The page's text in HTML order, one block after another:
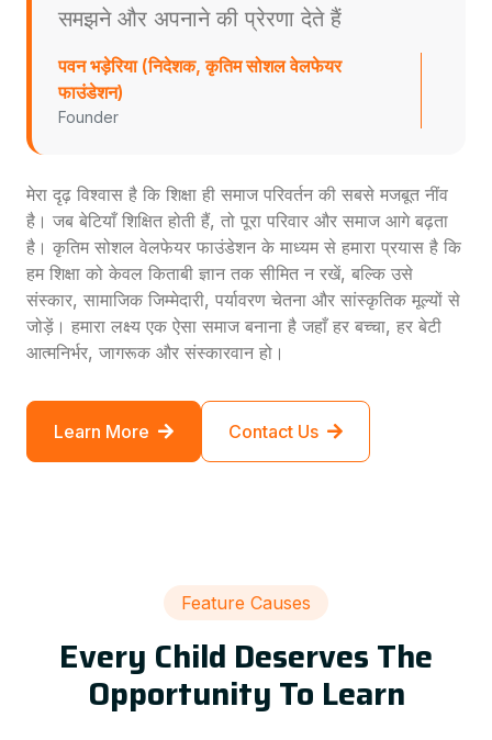
समझने और अपनाने की प्रेरणा देते हैं
पवन भड़ेरिया (निदेशक, कृतिम सोशल वेलफेयर
फाउंडेशन)
Founder
मेरा दृढ़ विश्वास है कि शिक्षा ही समाज परिवर्तन की सबसे मजबूत नींव
है। जब बेटियाँ शिक्षित होती हैं, तो पूरा परिवार और समाज आगे बढ़ता
है। कृतिम सोशल वेलफेयर फाउंडेशन के माध्यम से हमारा प्रयास है कि
हम शिक्षा को केवल किताबी ज्ञान तक सीमित न रखें, बल्कि उसे
संस्कार, सामाजिक जिम्मेदारी, पर्यावरण चेतना और सांस्कृतिक मूल्यों से
जोड़ें। हमारा लक्ष्य एक ऐसा समाज बनाना है जहाँ हर बच्चा, हर बेटी
आत्मनिर्भर, जागरूक और संस्कारवान हो।
Learn More Contact Us
Feature Causes
Every Child Deserves The
Opportunity To Learn